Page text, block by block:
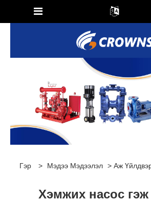
Гэр > Мэдээ Мэдээлэл > Аж
Хэмжих насос